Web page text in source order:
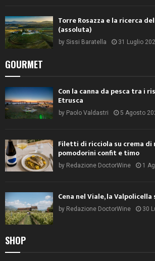
Torre Rosazza e la ricerca
(assoluta)
by Sissi Baratella 31 Luglio
GOURMET
Con la canna da pesca tra i
Etrusca
by Paolo Valdastri 5 Agosto
Filetti di ricciola su crema di
pomodorini confit e timo
by Redazione DoctorWine 1
Cena nel Viale, la
by Redazione DoctorWine 30
SHOP